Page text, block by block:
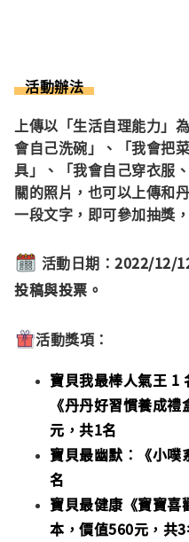
活動辦法
上傳以「生活自理能力」
會自己洗碗」、「我會把
具」、「我會自己穿衣服
關的照片，也可以上傳和
一段文字，即可參加抽獎
活動日期 ： 2022/12/
投稿與投票。
活動獎項 ：
寶貝我最棒人氣王 1
《丹丹好習慣養成
元，共1名
寶貝最幽默：《小
名
寶貝最健康《寶寶喜
本，價值560元，共3